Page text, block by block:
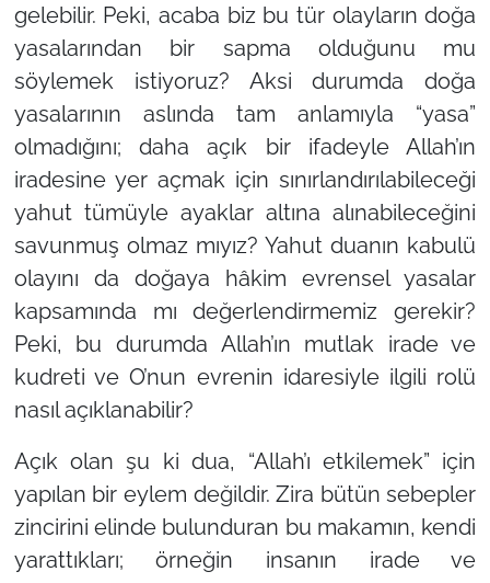
gelebilir. Peki, acaba biz bu tür olayların doğa
yasalarından bir sapma olduğunu mu
söylemek istiyoruz? Aksi durumda doğa
yasalarının aslında tam anlamıyla “yasa”
olmadığını; daha açık bir ifadeyle Allah’ın
iradesine yer açmak için sınırlandırılabileceği
yahut tümüyle ayaklar altına alınabileceğini
savunmuş olmaz mıyız? Yahut duanın kabulü
olayını da doğaya hâkim evrensel yasalar
kapsamında mı değerlendirmemiz gerekir?
Peki, bu durumda Allah’ın mutlak irade ve
kudreti ve O’nun evrenin idaresiyle ilgili rolü
nasıl açıklanabilir?
Açık olan şu ki dua, “Allah’ı etkilemek” için
yapılan bir eylem değildir. Zira bütün sebepler
zincirini elinde bulunduran bu makamın, kendi
yarattıkları; örneğin insanın irade ve